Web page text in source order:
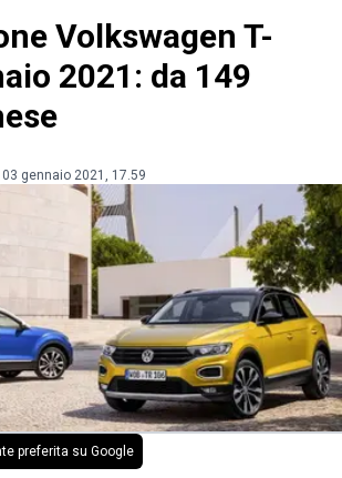
Volkswagen T-
2021: da 149
03 gennaio 2021, 17.59
preferita su Google